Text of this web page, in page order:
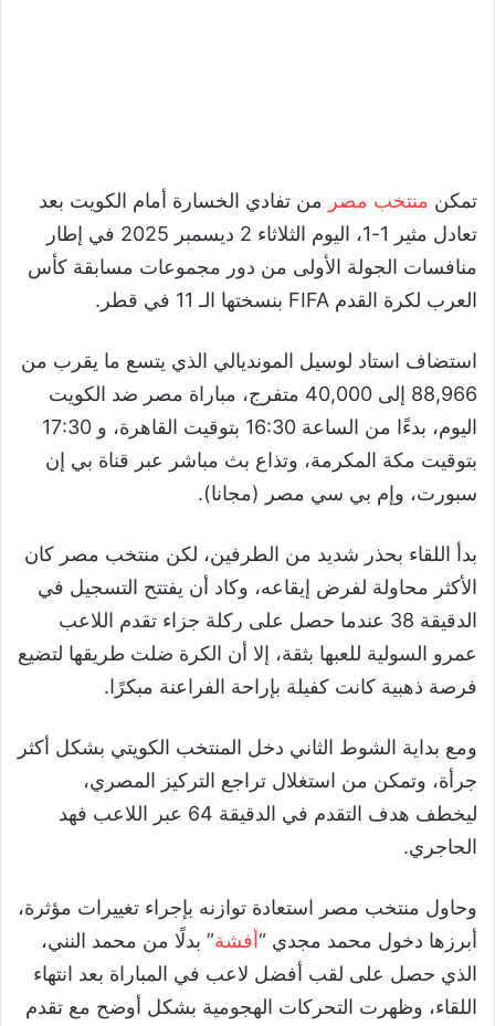
تمكن منتخب مصر من تفادي الخسارة أمام الكويت بعد
تعادل مثير 1-1، اليوم الثلاثاء 2 ديسمبر 2025 في إطار
منافسات الجولة الأولى من دور مجموعات مسابقة كأس
العرب لكرة القدم FIFA بنسختها الـ 11 في قطر.
استضاف استاد لوسيل المونديالي الذي يتسع ما يقرب من
88,966 إلى 40,000 متفرج، مباراة مصر ضد الكويت
اليوم، بدءًا من الساعة 16:30 بتوقيت القاهرة، و 17:30
بتوقيت مكة المكرمة، وتذاع بث مباشر عبر قناة بي إن
سبورت، وإم بي سي مصر (مجانا).
بدأ اللقاء بحذر شديد من الطرفين، لكن منتخب مصر كان
الأكثر محاولة لفرض إيقاعه، وكاد أن يفتتح التسجيل في
الدقيقة 38 عندما حصل على ركلة جزاء تقدم اللاعب
عمرو السولية للعبها بثقة، إلا أن الكرة ضلت طريقها لتضيع
فرصة ذهبية كانت كفيلة بإراحة الفراعنة مبكرًا.
ومع بداية الشوط الثاني دخل المنتخب الكويتي بشكل أكثر
جرأة، وتمكن من استغلال تراجع التركيز المصري،
ليخطف هدف التقدم في الدقيقة 64 عبر اللاعب فهد
الحاجري.
وحاول منتخب مصر استعادة توازنه بإجراء تغييرات مؤثرة،
أبرزها دخول محمد مجدي “أفشة” بدلًا من محمد النني،
الذي حصل على لقب أفضل لاعب في المباراة بعد انتهاء
اللقاء، وظهرت التحركات الهجومية بشكل أوضح مع تقدم